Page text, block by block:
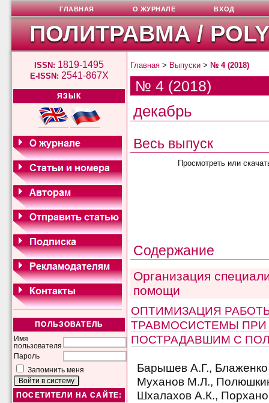
ПОЛИТРАВМА /
ISSN: 1819-1495
E-ISSN: 2541-867X
ЯЗЫК
ПОЛЬЗОВАТЕЛЬ
Имя
пользователя
Пароль
Запомнить меня
ПОСЕТИТЕЛИ НА САЙТЕ:
ГЛАВНАЯ О ЖУРНАЛЕ ВХОД
Главная > Выпуски > № 4 (2018)
№ 4 (2018)
декабрь
Весь выпуск
Просмотреть или
Содержание
Организация
помощи
ОПТИМИЗАЦИЯ
ТРАВМОСИСТЕМЫ
ПОСТРАДАВШИМ С
Барышев А.Г.,
Муханов М.Л.,
Шхалахов А.К.,